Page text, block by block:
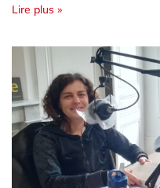
Lire plus »